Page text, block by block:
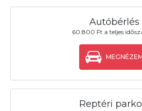
Autóbérlés
60.800 Ft a teljes
Reptéri